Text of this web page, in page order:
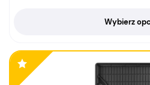
Wybierz